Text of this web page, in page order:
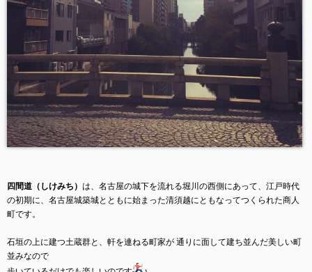
四間道（しけみち） は、名古屋の城下を流れる堀川の西側にあって、江戸時代
の初期に、名古屋城築城とともに始まった清須越にともなってつくられた商人
町です。
石垣の上に建つ土蔵群と、軒を連ねる町家が 通りに面して建ち並んだ美しい町
並みなので